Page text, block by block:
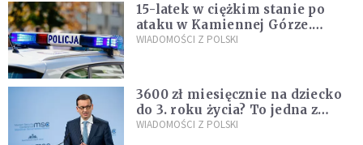
15-latek w ciężkim stanie po
ataku w Kamiennej Górze.
Policja zatrzymała dwóch
WIADOMOŚCI Z POLSKI
3600 zł miesięcznie na dziecko
do 3. roku życia? To jedna z
propozycji programu "Rozwój
WIADOMOŚCI Z POLSKI